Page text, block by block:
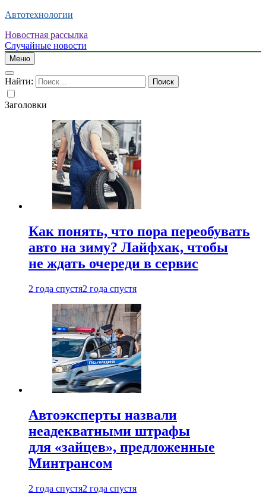
Автотехнологии
Новостная рассылка
Случайные новости
Меню
Найти:
Заголовки
Как понять, что пора переобувать
авто на зиму? Лайфхак, чтобы
не ждать очереди в сервис
2 года спустя2 года спустя
Автоэксперты назвали
неадекватными штрафы
для «зайцев», предложенные
Минтрансом
2 года спустя2 года спустя